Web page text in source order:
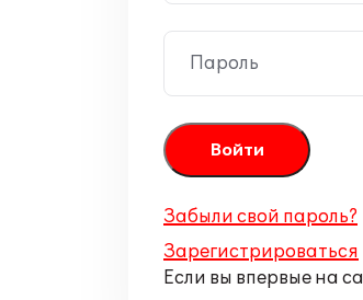
Пароль
Забыли свой пароль?
Зарегистрироваться
Если вы впервые на